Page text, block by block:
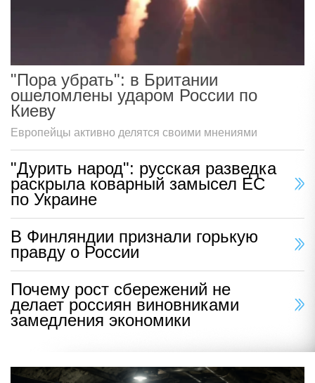
"Пора убрать": в Британии
ошеломлены ударом России по
Киеву
Европейцы активно делятся своими мнениями
"Дурить народ": русская разведка
раскрыла коварный замысел ЕС
по Украине
В Финляндии признали горькую
правду о России
Почему рост сбережений не
делает россиян виновниками
замедления экономики